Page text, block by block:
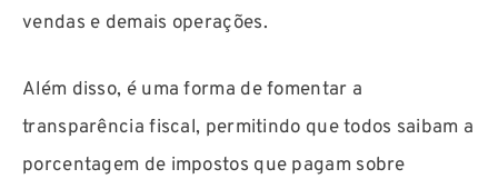
vendas e demais operações.
Além disso, é uma forma de fomentar a
transparência fiscal, permitindo que todos saibam a
porcentagem de impostos que pagam sobre